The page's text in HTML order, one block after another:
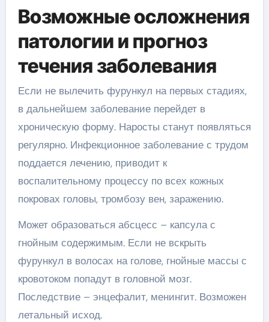
Возможные осложнения
патологии и прогноз
течения заболевания
Если не вылечить фурункул на первых стадиях,
в дальнейшем заболевание перейдет в
хроническую форму. Наросты станут появляться
регулярно. Инфекционное заболевание с трудом
поддается лечению, приводит к
воспалительному процессу по всех кожных
покровах головы, тромбозу вен, заражению.
Может образоваться абсцесс – капсула с
гнойным содержимым. Если не вскрыть
фурункул в волосах на голове, гнойные массы с
кровотоком попадут в головной мозг.
Последствие – энцефалит, менингит. Возможен
летальный исход.